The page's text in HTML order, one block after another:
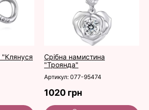
"Клянуся
Срібна намистина
"Троянда"
Артикул: 077-95474
1020 грн